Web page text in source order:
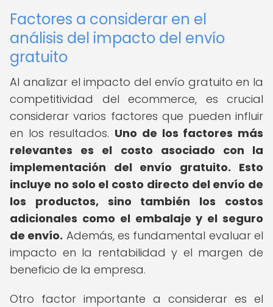
Factores a considerar en el
análisis del impacto del envío
gratuito
Al analizar el impacto del envío gratuito en la
competitividad del ecommerce, es crucial
considerar varios factores que pueden influir
en los resultados. Uno de los factores más
relevantes es el costo asociado con la
implementación del envío gratuito. Esto
incluye no solo el costo directo del envío de
los productos, sino también los costos
adicionales como el embalaje y el seguro
de envío. Además, es fundamental evaluar el
impacto en la rentabilidad y el margen de
beneficio de la empresa.
Otro factor importante a considerar es el